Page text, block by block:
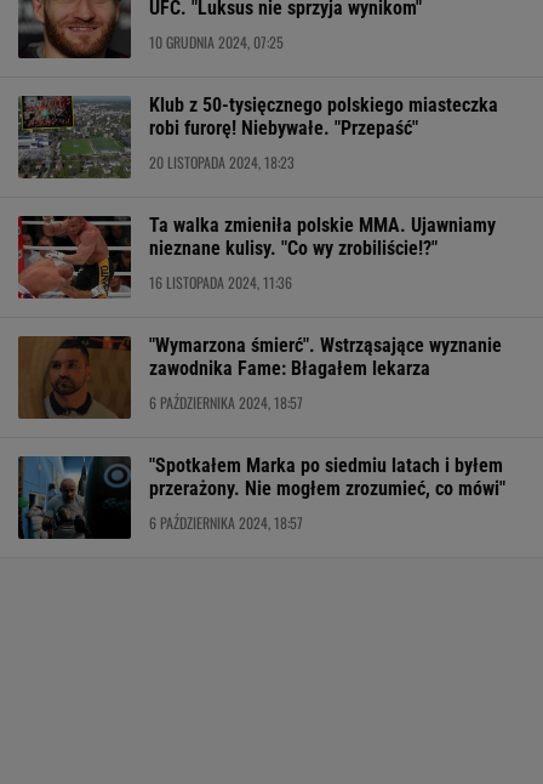
UFC. "Luksus nie sprzyja wynikom"
10 GRUDNIA 2024, 07:25
Klub z 50-tysięcznego polskiego miasteczka
robi furorę! Niebywałe. "Przepaść"
20 LISTOPADA 2024, 18:23
Ta walka zmieniła polskie MMA. Ujawniamy
nieznane kulisy. "Co wy zrobiliście!?"
16 LISTOPADA 2024, 11:36
"Wymarzona śmierć". Wstrząsające wyznanie
zawodnika Fame: Błagałem lekarza
6 PAŹDZIERNIKA 2024, 18:57
"Spotkałem Marka po siedmiu latach i byłem
przerażony. Nie mogłem zrozumieć, co mówi"
6 PAŹDZIERNIKA 2024, 18:57